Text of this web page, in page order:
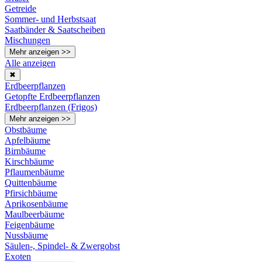
Getreide
Sommer- und Herbstsaat
Saatbänder & Saatscheiben
Mischungen
Mehr anzeigen >>
Alle anzeigen
✖
Erdbeerpflanzen
Getopfte Erdbeerpflanzen
Erdbeerpflanzen (Frigos)
Mehr anzeigen >>
Obstbäume
Apfelbäume
Birnbäume
Kirschbäume
Pflaumenbäume
Quittenbäume
Pfirsichbäume
Aprikosenbäume
Maulbeerbäume
Feigenbäume
Nussbäume
Säulen-, Spindel- & Zwergobst
Exoten